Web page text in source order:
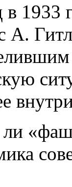
1933
А.
ли